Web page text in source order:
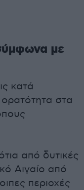
με
κατά
στα
από δυτικές
Αιγαίο από
περιοχές